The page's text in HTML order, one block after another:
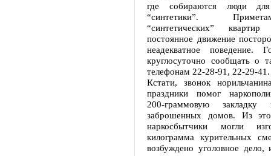
где собираются люди для
“синтетики”.
“синтетических”
постоянное движение
неадекватное поведение.
круглосуточно сообщать о
телефонам 22-28-91, 22-29-41.
Кстати, звонок
праздники помог
200-граммовую
заброшенных домов. Из
наркосбытчики могли
килограмма курительных
возбуждено уголовное дело,